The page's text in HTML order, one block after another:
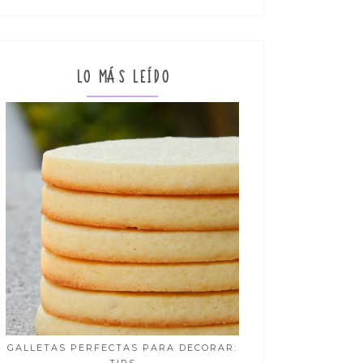
LO MÁS LEÍDO
GALLETAS PERFECTAS PARA DECORAR: